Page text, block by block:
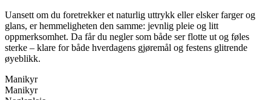
Uansett om du foretrekker et naturlig uttrykk eller elsker farger og
glans, er hemmeligheten den samme: jevnlig pleie og litt
oppmerksomhet. Da får du negler som både ser flotte ut og føles
sterke – klare for både hverdagens gjøremål og festens glitrende
øyeblikk.
Manikyr
Manikyr